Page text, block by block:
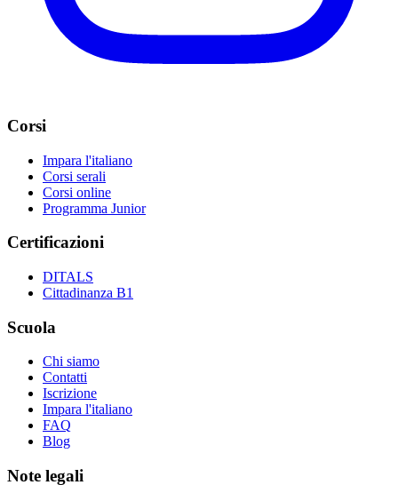
Corsi
Impara l'italiano
Corsi serali
Corsi online
Programma Junior
Certificazioni
DITALS
Cittadinanza B1
Scuola
Chi siamo
Contatti
Iscrizione
Impara l'italiano
FAQ
Blog
Note legali